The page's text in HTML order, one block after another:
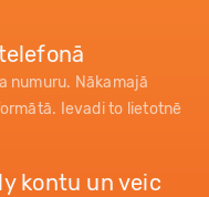
numuru. Nākamajā
Ievadi to lietotnē
kontu un veic